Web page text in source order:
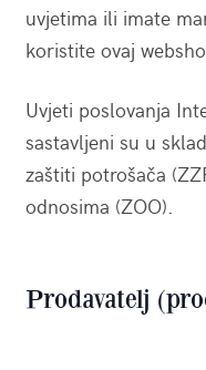
uvjetima ili imate
koristite ovaj
Uvjeti poslovanja
sastavljeni su u
zaštiti potrošača
odnosima (ZOO).
Prodavatelj